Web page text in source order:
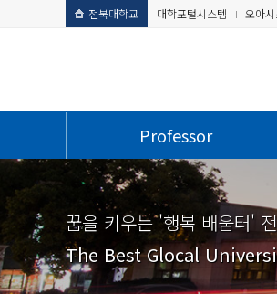
전북대학교 대학포털시스템 오아시
Professor
꿈을 키우는 '행복 배움터'
The Best Glocal